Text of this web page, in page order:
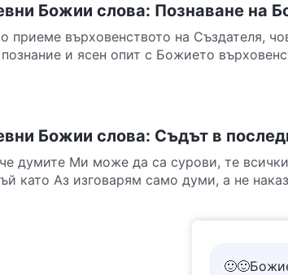
Божии слова: Познаване на
приеме върховенството на Създателя,
и ясен опит с Божието
Божии слова: Съдът в
думите Ми може да са сурови, те
като Аз изговарям само думи, а не